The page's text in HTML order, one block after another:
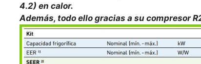
4.2) en calor.
Además, todo ello gracias a su compresor